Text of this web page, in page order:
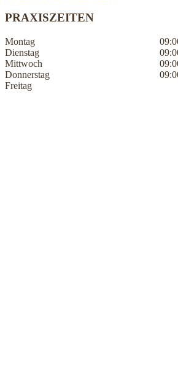
PRAXISZEITEN
Montag
Dienstag
Mittwoch
Donnerstag
Freitag